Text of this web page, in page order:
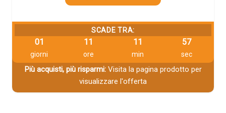
SCADE TRA:
01
giorni
11
ore
11
min
56
sec
Più acquisti, più risparmi:Visita la pagina prodotto per
visualizzare l'offerta